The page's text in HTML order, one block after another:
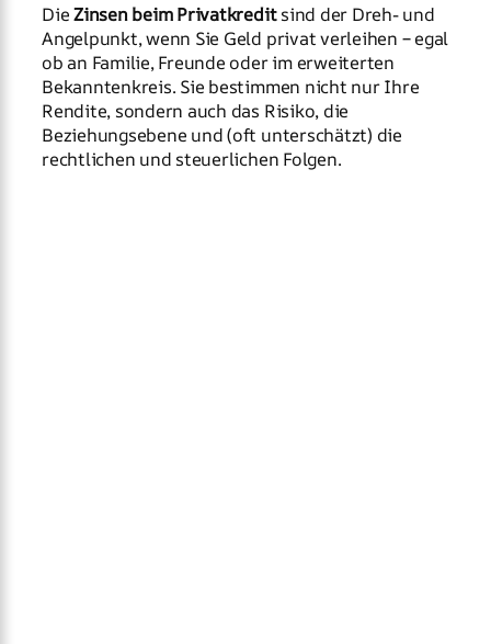
DieZinsen beim Privatkreditsind der Dreh- und
Angelpunkt, wenn Sie Geld privat verleihen – egal
ob an Familie, Freunde oder im erweiterten
Bekanntenkreis. Sie bestimmen nicht nur Ihre
Rendite, sondern auch das Risiko, die
Beziehungsebene und (oft unterschätzt) die
rechtlichen und steuerlichen Folgen.